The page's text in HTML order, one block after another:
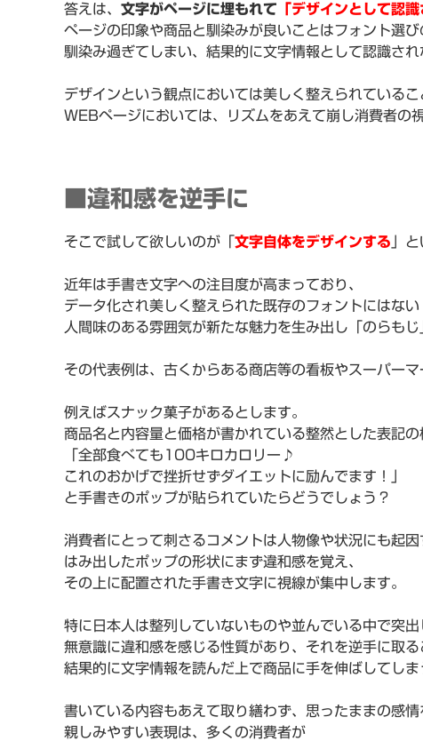
答えは、 文字がページに埋もれて 「デザインとして認識
ページの印象や商品と馴染みが良いことはフォント選
馴染み過ぎてしまい、結果的に文字情報として認識され
デザインという観点においては美しく整えられている
WEBページにおいては、リズムをあえて崩し消費者の
■違和感を逆手に
そこで試して欲しいのが「 文字自体をデザインする 」
近年は手書き文字への注目度が高まっており、
データ化され美しく整えられた既存のフォントにはない
人間味のある雰囲気が新たな魅力を生み出し「のらもじ
その代表例は、古くからある商店等の看板やスーパーマ
例えばスナック菓子があるとします。
商品名と内容量と価格が書かれている整然とした表記の
「全部食べても100キロカロリー♪
これのおかげで挫折せずダイエットに励んでます！」
と手書きのポップが貼られていたらどうでしょう？
消費者にとって刺さるコメントは人物像や状況にも起
はみ出したポップの形状にまず違和感を覚え、
その上に配置された手書き文字に視線が集中します。
特に日本人は整列していないものや並んでいる中で突
無意識に違和感を感じる性質があり、それを逆手に取
結果的に文字情報を読んだ上で商品に手を伸ばしてしま
書いている内容もあえて取り繕わず、思ったままの感
親しみやすい表現は、多くの消費者が